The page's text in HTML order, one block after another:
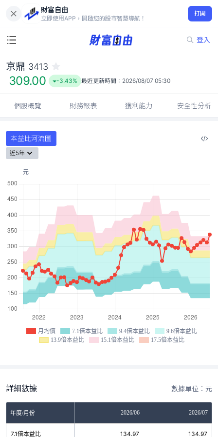
財富自由
立即使用APP，開啟您的股市智慧導航！
打開
登入
309.00
-3.43%
京鼎 3413
309.00 -3.43% 最近更新時間： 2026/08/07 05:30
個股概覽 財務報表 獲利能力 安全性分析
本益比河流圖
近5年
月均價 7.1倍本益比 9.4倍本益比
9.6倍本益比
13.9倍本益比
15.1倍本益比 17.5倍本益比
詳細數據 數據單位：元
年度/月份 2026/06 2026/07
7.1倍本益比 134.97 134.97